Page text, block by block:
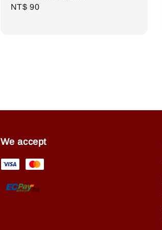
Regular
NT$ 90
We accept